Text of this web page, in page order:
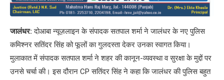
जालंधर:दोआबा न्यूज़लाइन के संपादक सतपाल शर्मा ने जालंधर के नए पुलिस
कमिश्नर सतिंदर सिंह को फूलों का गुलदस्ता देकर उनका स्वागत किया।
मुलाकात में संपादक सतपाल शर्मा ने शहर की कानून-व्यवस्था व सुरक्षा के मुद्दों पर
उनसे चर्चा की। इस दौरान CP सतिंदर सिंह ने कहा कि जालंधर की पुलिस बहुत